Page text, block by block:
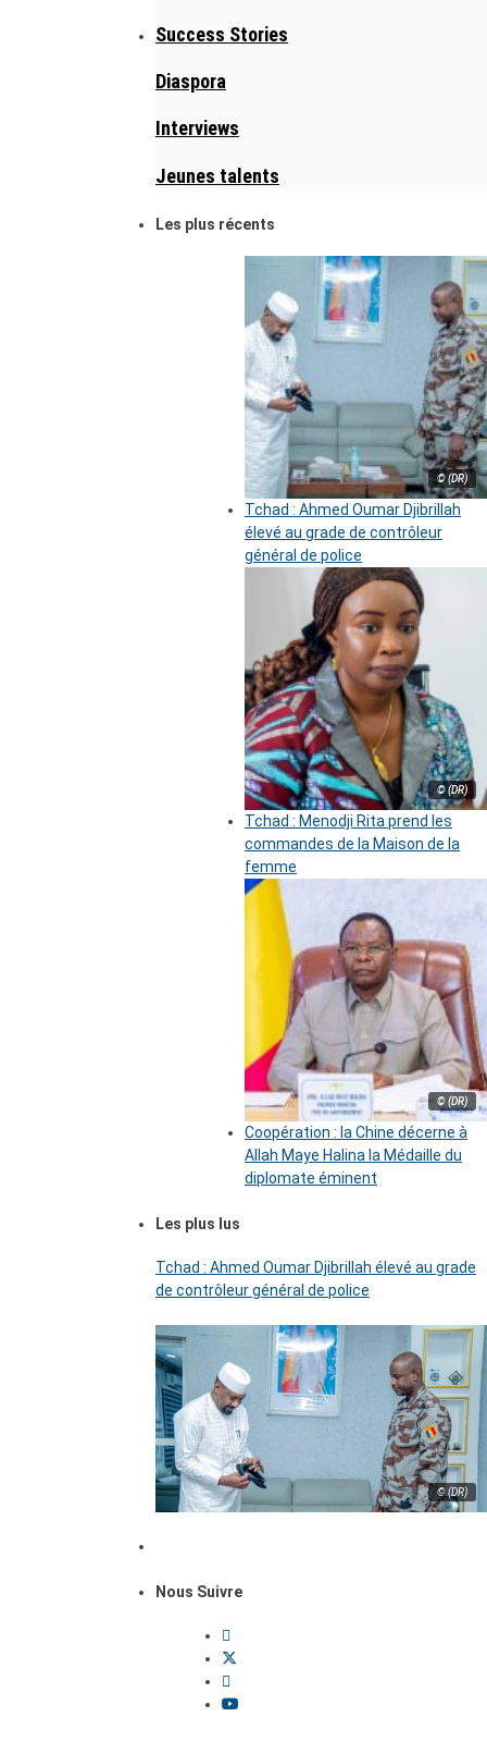
Success Stories
Diaspora
Interviews
Jeunes talents
Les plus récents
© (DR)
Tchad : Ahmed Oumar Djibrillah
élevé au grade de contrôleur
général de police
© (DR)
Tchad : Menodji Rita prend les
commandes de la Maison de la
femme
© (DR)
Coopération : la Chine décerne à
Allah Maye Halina la Médaille du
diplomate éminent
Les plus lus
Tchad : Ahmed Oumar Djibrillah élevé au grade
de contrôleur général de police
© (DR)
Nous Suivre